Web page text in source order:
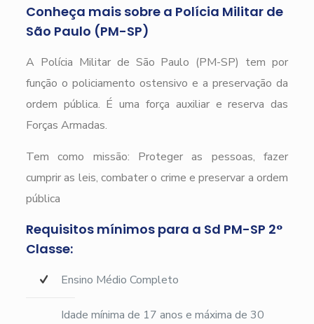
Conheça mais sobre a Polícia Militar de
São Paulo (PM-SP)
A Polícia Militar de São Paulo (PM-SP) tem por
função o policiamento ostensivo e a preservação da
ordem pública. É uma força auxiliar e reserva das
Forças Armadas.
Tem como missão: Proteger as pessoas, fazer
cumprir as leis, combater o crime e preservar a ordem
pública
Requisitos mínimos para a Sd PM-SP 2°
Classe:
Ensino Médio Completo
Idade mínima de 17 anos e máxima de 30